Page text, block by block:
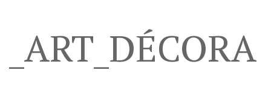
_ART_DÉCORA